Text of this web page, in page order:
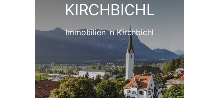
KIRCHBICHL
Immobilien in Kirchbichl